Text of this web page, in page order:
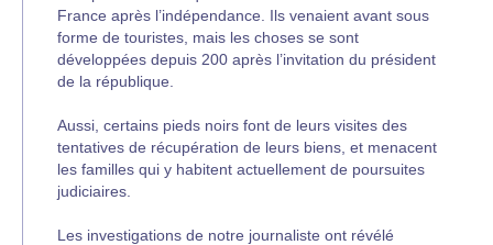
France après l’indépendance. Ils venaient avant sous
forme de touristes, mais les choses se sont
développées depuis 200 après l’invitation du président
de la république.
Aussi, certains pieds noirs font de leurs visites des
tentatives de récupération de leurs biens, et menacent
les familles qui y habitent actuellement de poursuites
judiciaires.
Les investigations de notre journaliste ont révélé